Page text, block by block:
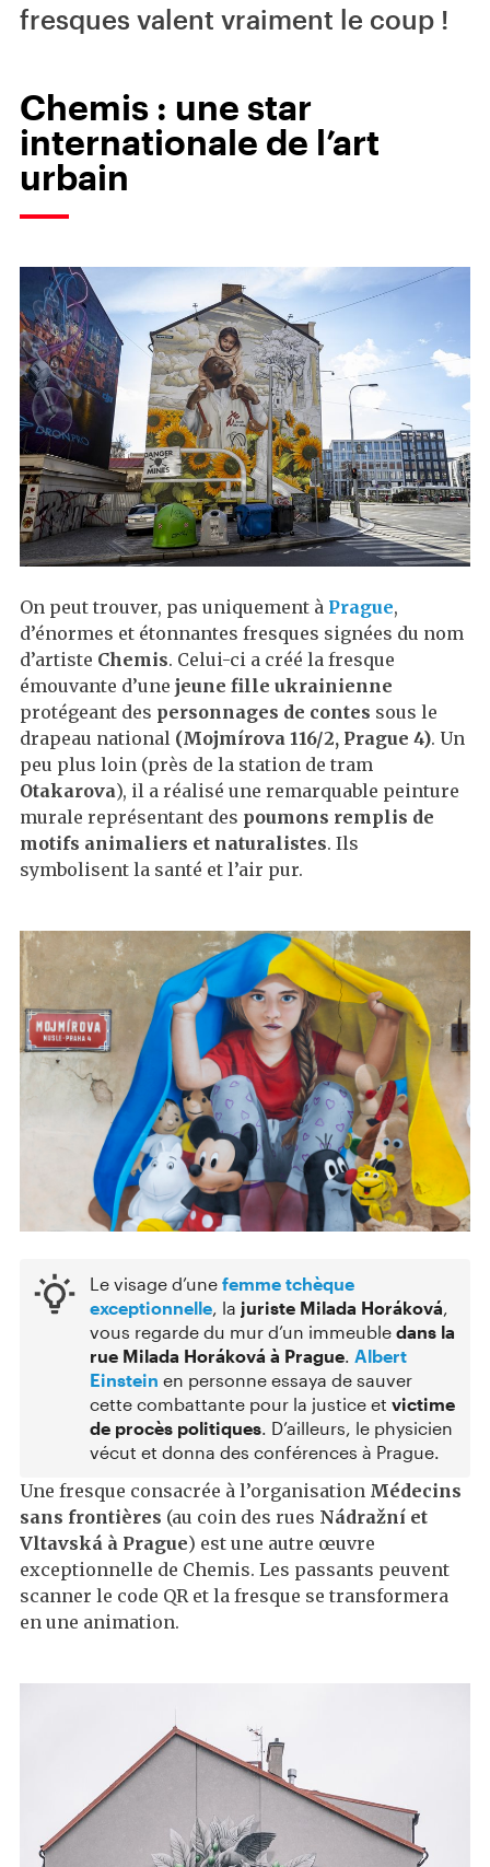
fresques valent vraiment le coup !
Chemis : une star
internationale de l’art
urbain
On peut trouver, pas uniquement à Prague,
d’énormes et étonnantes fresques signées du nom
d’artiste Chemis. Celui-ci a créé la fresque
émouvante d’une jeune fille ukrainienne
protégeant des personnages de contes sous le
drapeau national (Mojmírova 116/2, Prague 4). Un
peu plus loin (près de la station de tram
Otakarova), il a réalisé une remarquable peinture
murale représentant des poumons remplis de
motifs animaliers et naturalistes. Ils
symbolisent la santé et l’air pur.
Le visage d’une femme tchèque
exceptionnelle, la juriste Milada Horáková,
vous regarde du mur d’un immeuble dans la
rue Milada Horáková à Prague. Albert
Einstein en personne essaya de sauver
cette combattante pour la justice et victime
de procès politiques. D’ailleurs, le physicien
vécut et donna des conférences à Prague.
Une fresque consacrée à l’organisation Médecins
sans frontières (au coin des rues Nádražní et
Vltavská à Prague) est une autre œuvre
exceptionnelle de Chemis. Les passants peuvent
scanner le code QR et la fresque se transformera
en une animation.